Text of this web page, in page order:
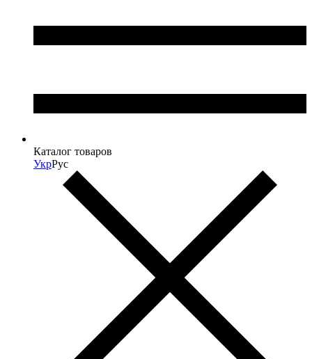
Каталог товаров
УкрРус